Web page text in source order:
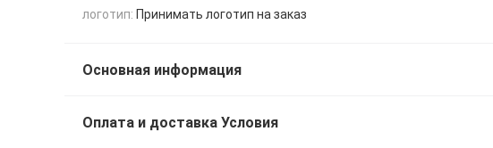
логотип: Принимать логотип на заказ
Основная информация
Оплата и доставка Условия